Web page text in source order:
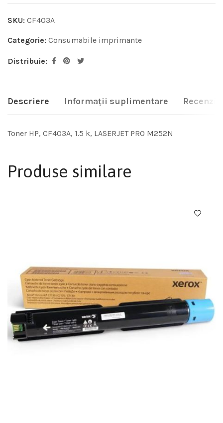
SKU: CF403A
Categorie: Consumabile imprimante
Distribuie:
Descriere Informații suplimentare Recenzii
Toner HP, CF403A, 1.5 k, LASERJET PRO M252N
Produse similare